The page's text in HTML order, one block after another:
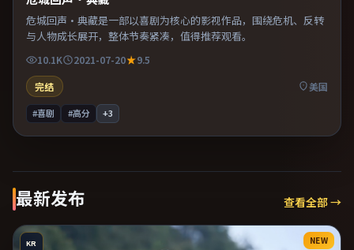
危城回声·典藏是一部以喜剧为核心的影视作品，围绕危机、反转
与人物成长展开，整体节奏紧凑，值得推荐观看。
10.1K 2021-07-20
9.5
完结
美国
#喜剧 #高分 +3
最新发布 查看全部 →
KR NEW